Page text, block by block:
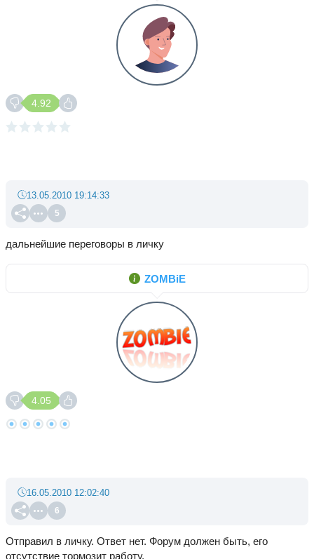
4.92
5
13.05.2010 19:14:33
дальнейшие переговоры в личку
ZOMBiE
4.05
6
16.05.2010 12:02:40
Отправил в личку. Ответ нет. Форум должен быть, его
отсутствие тормозит работу.